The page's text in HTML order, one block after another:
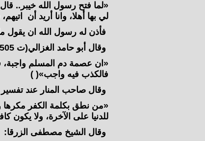
«لما فتح رسول الله خيبر.‏.
لي بها أهلا، وانا أريد أن
فأذن له رسول الله ان يقول
وقال أبو حامد الغزالي(ت 505هـ):
«ان عصمة دم المسلم
فالكذب فيه واجب»( )
وقال صاحب المنار عند تفسير
«من نطق بكلمة الكفر مكرها
للدنيا على الآخرة، ولا يكون
وقال الشيخ مصطفى الزرقا: